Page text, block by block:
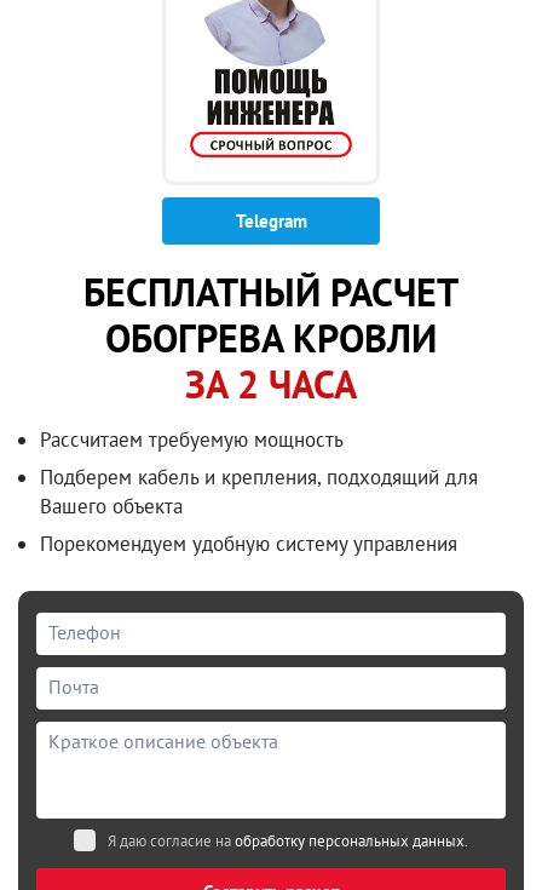
Telegram
БЕСПЛАТНЫЙ РАСЧЕТ
ОБОГРЕВА КРОВЛИ
ЗА 2 ЧАСА
Рассчитаем требуемую мощность
Подберем кабель и крепления, подходящий для
Вашего объекта
Порекомендуем удобную систему управления
Я даю согласие наобработку персональных данных.